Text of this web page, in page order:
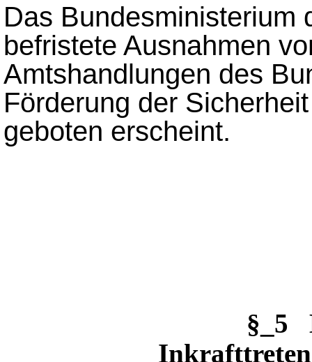
Das Bundesministerium
befristete Ausnahmen
Amtshandlungen des
Förderung der
geboten erscheint.
§_5